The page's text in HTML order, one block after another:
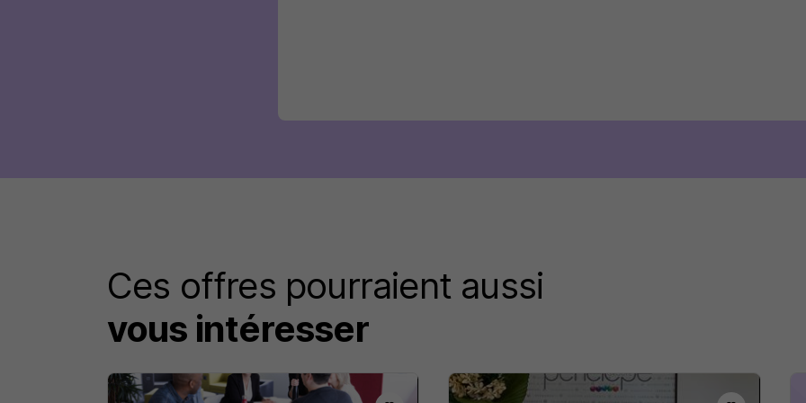
Ces offres pourraient aussi
vous intéresser